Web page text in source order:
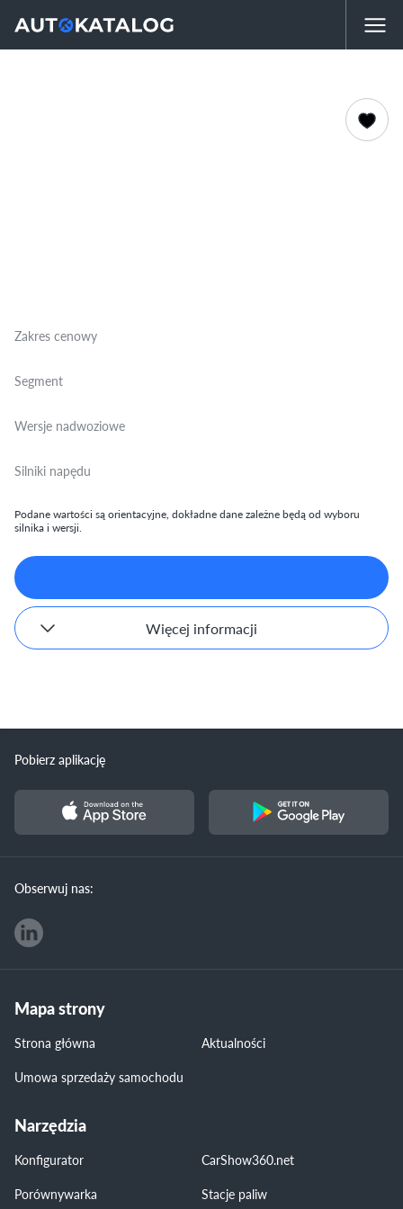
Zakres cenowy
Segment
Wersje nadwoziowe
Silniki napędu
Podane wartości są orientacyjne, dokładne dane zależne będą od wyboru
silnika i wersji.
Więcej informacji
Pobierz aplikację
Obserwuj nas:
Mapa strony
Strona główna
Aktualności
Umowa sprzedaży samochodu
Narzędzia
Konfigurator
CarShow360.net
Porównywarka
Stacje paliw